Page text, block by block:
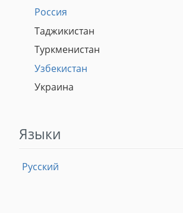
Россия
Таджикистан
Туркменистан
Узбекистан
Украина
Языки
Русский